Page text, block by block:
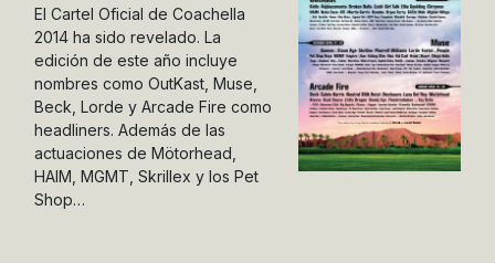
El Cartel Oficial de Coachella
2014 ha sido revelado. La
edición de este año incluye
nombres como OutKast, Muse,
Beck, Lorde y Arcade Fire como
headliners. Además de las
actuaciones de Mötorhead,
HAIM, MGMT, Skrillex y los Pet
Shop…